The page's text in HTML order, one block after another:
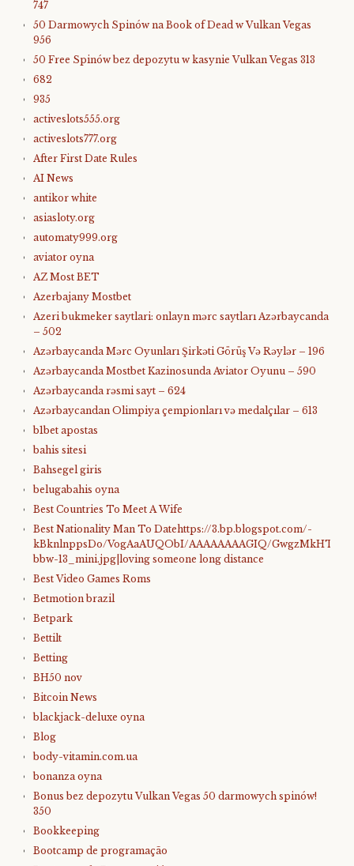
747
50 Darmowych Spinów na Book of Dead w Vulkan Vegas
956
50 Free Spinów bez depozytu w kasynie Vulkan Vegas 313
682
935
activeslots555.org
activeslots777.org
After First Date Rules
AI News
antikor white
asiasloty.org
automaty999.org
aviator oyna
AZ Most BET
Azerbajany Mostbet
Azeri bukmeker saytlari: onlayn mərc saytları Azərbaycanda
– 502
Azərbaycanda Mərc Oyunları Şirkəti Görüş Və Rəylər – 196
Azərbaycanda Mostbet Kazinosunda Aviator Oyunu – 590
Azərbaycanda rəsmi sayt – 624
Azərbaycandan Olimpiya çempionları və medalçılar – 613
b1bet apostas
bahis sitesi
Bahsegel giris
belugabahis oyna
Best Countries To Meet A Wife
Best Nationality Man To Datehttps://3.bp.blogspot.com/-
kBknlnppsDo/VogAaAUQObI/AAAAAAAAGIQ/
bbw-13_mini.jpg|loving someone long distance
Best Video Games Roms
Betmotion brazil
Betpark
Bettilt
Betting
BH50 nov
Bitcoin News
blackjack-deluxe oyna
Blog
body-vitamin.com.ua
bonanza oyna
Bonus bez depozytu Vulkan Vegas 50 darmowych spinów!
350
Bookkeeping
Bootcamp de programação